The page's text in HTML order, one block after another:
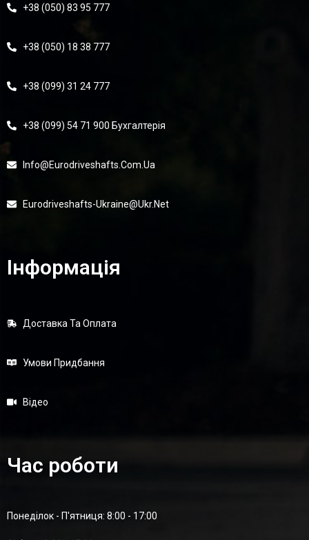
+38 (050) 83 95 777
+38 (050) 18 38 777
+38 (099) 31 24 777
+38 (099) 54 71 900 Бухгалтерія
Info@eurodriveshafts.com.ua
Eurodriveshafts-Ukraine@ukr.net
Інформація
Доставка Та Оплата
Умови Придбання
Відео
Час роботи
Понеділок - П'ятниця: 8:00 - 17:00